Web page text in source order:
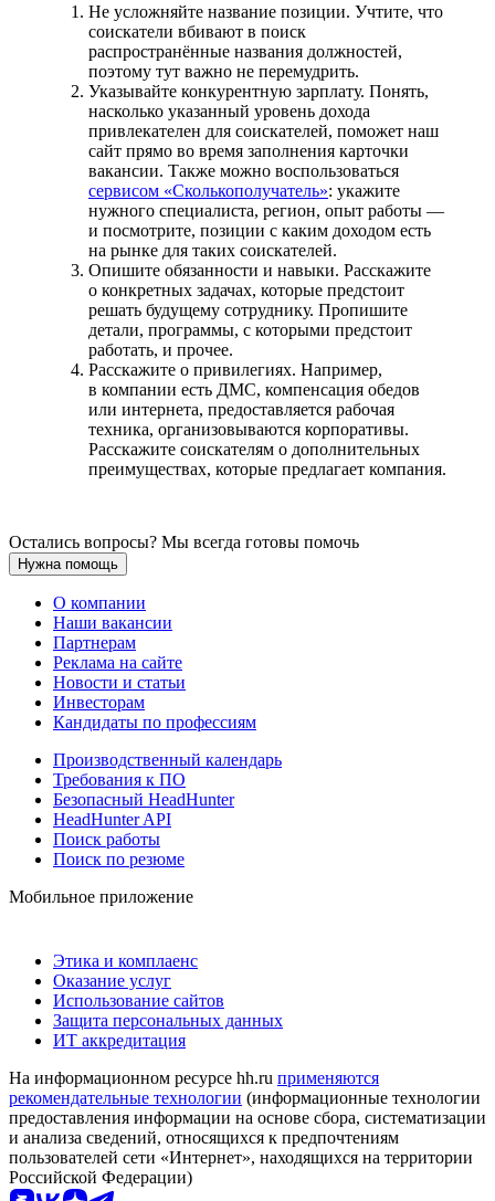
Не усложняйте название позиции. Учтите, что
соискатели вбивают в поиск
распространённые названия должностей,
поэтому тут важно не перемудрить.
Указывайте конкурентную зарплату. Понять,
насколько указанный уровень дохода
привлекателен для соискателей, поможет наш
сайт прямо во время заполнения карточки
вакансии. Также можно воспользоваться
сервисом «Сколькополучатель»: укажите
нужного специалиста, регион, опыт работы —
и посмотрите, позиции с каким доходом есть
на рынке для таких соискателей.
Опишите обязанности и навыки. Расскажите
о конкретных задачах, которые предстоит
решать будущему сотруднику. Пропишите
детали, программы, с которыми предстоит
работать, и прочее.
Расскажите о привилегиях. Например,
в компании есть ДМС, компенсация обедов
или интернета, предоставляется рабочая
техника, организовываются корпоративы.
Расскажите соискателям о дополнительных
преимуществах, которые предлагает компания.
Остались вопросы? Мы всегда готовы помочь
Нужна помощь
О компании
Наши вакансии
Партнерам
Реклама на сайте
Новости и статьи
Инвесторам
Кандидаты по профессиям
Производственный календарь
Требования к ПО
Безопасный HeadHunter
HeadHunter API
Поиск работы
Поиск по резюме
Мобильное приложение
Этика и комплаенс
Оказание услуг
Использование сайтов
Защита персональных данных
ИТ аккредитация
На информационном ресурсе hh.ru применяются
рекомендательные технологии (информационные технологии
предоставления информации на основе сбора, систематизации
и анализа сведений, относящихся к предпочтениям
пользователей сети «Интернет», находящихся на территории
Российской Федерации)